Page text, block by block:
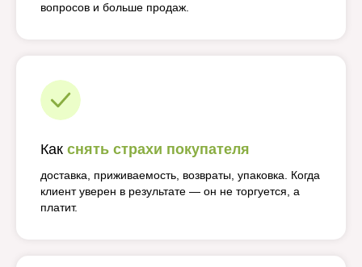
вопросов и больше продаж.
Как снять страхи покупателя
доставка, приживаемость, возвраты, упаковка. Когда
клиент уверен в результате — он не торгуется, а
платит.